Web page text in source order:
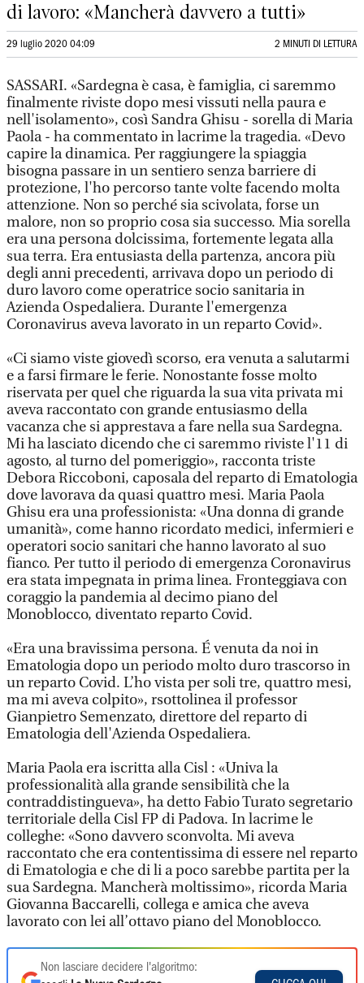
di lavoro: «Mancherà davvero a tutti»
29 luglio 2020 04:09 2 MINUTI DI LETTURA
SASSARI. «Sardegna è casa, è famiglia, ci saremmo
finalmente riviste dopo mesi vissuti nella paura e
nell'isolamento», così Sandra Ghisu - sorella di Maria
Paola - ha commentato in lacrime la tragedia. «Devo
capire la dinamica. Per raggiungere la spiaggia
bisogna passare in un sentiero senza barriere di
protezione, l'ho percorso tante volte facendo molta
attenzione. Non so perché sia scivolata, forse un
malore, non so proprio cosa sia successo. Mia sorella
era una persona dolcissima, fortemente legata alla
sua terra. Era entusiasta della partenza, ancora più
degli anni precedenti, arrivava dopo un periodo di
duro lavoro come operatrice socio sanitaria in
Azienda Ospedaliera. Durante l'emergenza
Coronavirus aveva lavorato in un reparto Covid».
«Ci siamo viste giovedì scorso, era venuta a salutarmi
e a farsi firmare le ferie. Nonostante fosse molto
riservata per quel che riguarda la sua vita privata mi
aveva raccontato con grande entusiasmo della
vacanza che si apprestava a fare nella sua Sardegna.
Mi ha lasciato dicendo che ci saremmo riviste l'11 di
agosto, al turno del pomeriggio», racconta triste
Debora Riccoboni, caposala del reparto di Ematologia
dove lavorava da quasi quattro mesi. Maria Paola
Ghisu era una professionista: «Una donna di grande
umanità», come hanno ricordato medici, infermieri e
operatori socio sanitari che hanno lavorato al suo
fianco. Per tutto il periodo di emergenza Coronavirus
era stata impegnata in prima linea. Fronteggiava con
coraggio la pandemia al decimo piano del
Monoblocco, diventato reparto Covid.
«Era una bravissima persona. É venuta da noi in
Ematologia dopo un periodo molto duro trascorso in
un reparto Covid. L’ho vista per soli tre, quattro mesi,
ma mi aveva colpito», rsottolinea il professor
Gianpietro Semenzato, direttore del reparto di
Ematologia dell'Azienda Ospedaliera.
Maria Paola era iscritta alla Cisl : «Univa la
professionalità alla grande sensibilità che la
contraddistingueva», ha detto Fabio Turato segretario
territoriale della Cisl FP di Padova. In lacrime le
colleghe: «Sono davvero sconvolta. Mi aveva
raccontato che era contentissima di essere nel reparto
di Ematologia e che di li a poco sarebbe partita per la
sua Sardegna. Mancherà moltissimo», ricorda Maria
Giovanna Baccarelli, collega e amica che aveva
lavorato con lei all’ottavo piano del Monoblocco.
Non lasciare decidere l'algoritmo: